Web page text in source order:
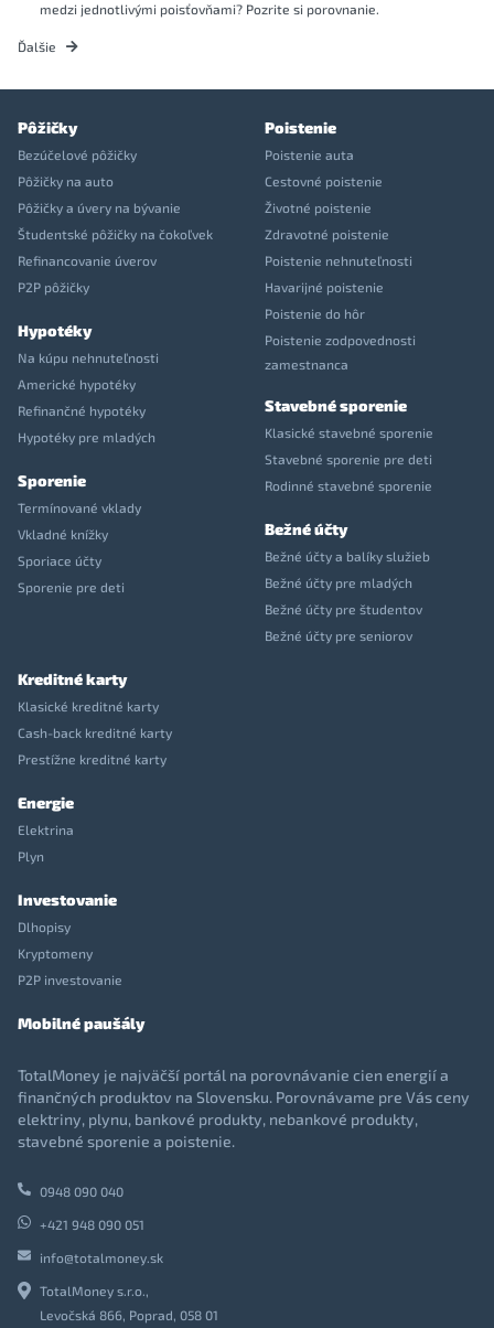
medzi jednotlivými poisťovňami? Pozrite si porovnanie.
Ďalšie
Pôžičky
Bezúčelové pôžičky
Pôžičky na auto
Pôžičky a úvery na bývanie
Študentské pôžičky na čokoľvek
Refinancovanie úverov
P2P pôžičky
Hypotéky
Na kúpu nehnuteľnosti
Americké hypotéky
Refinančné hypotéky
Hypotéky pre mladých
Sporenie
Termínované vklady
Vkladné knížky
Sporiace účty
Sporenie pre deti
Poistenie
Poistenie auta
Cestovné poistenie
Životné poistenie
Zdravotné poistenie
Poistenie nehnuteľnosti
Havarijné poistenie
Poistenie do hôr
Poistenie zodpovednosti
zamestnanca
Stavebné sporenie
Klasické stavebné sporenie
Stavebné sporenie pre deti
Rodinné stavebné sporenie
Bežné účty
Bežné účty a balíky služieb
Bežné účty pre mladých
Bežné účty pre študentov
Bežné účty pre seniorov
Kreditné karty
Klasické kreditné karty
Cash-back kreditné karty
Prestížne kreditné karty
Energie
Elektrina
Plyn
Investovanie
Dlhopisy
Kryptomeny
P2P investovanie
Mobilné paušály
TotalMoney je najväčší portál na porovnávanie cien energií a
finančných produktov na Slovensku. Porovnávame pre Vás ceny
elektriny, plynu, bankové produkty, nebankové produkty,
stavebné sporenie a poistenie.
0948 090 040
+421 948 090 051
info@totalmoney.sk
TotalMoney s.r.o.,
Levočská 866, Poprad, 058 01